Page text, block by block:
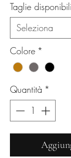
Taglie disponibili
Colore *
Quantità *